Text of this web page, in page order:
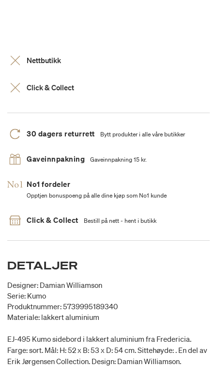
Nettbutikk
Click & Collect
30 dagers returrett Bytt produkter i alle våre butikker
Gaveinnpakning Gaveinnpakning 15 kr.
No1 fordeler
Opptjen bonuspoeng på alle dine kjøp som No1 kunde
Click & Collect Bestill på nett - hent i butikk
DETALJER
Designer: Damian Williamson
Serie: Kumo
Produktnummer: 5739995189340
Materiale: lakkert aluminium
EJ-495 Kumo sidebord i lakkert aluminium fra Fredericia.
Farge: sort. Mål: H: 52 x B: 53 x D: 54 cm. Sittehøyde: . En del av
Erik Jørgensen Collection. Design: Damian Williamson.